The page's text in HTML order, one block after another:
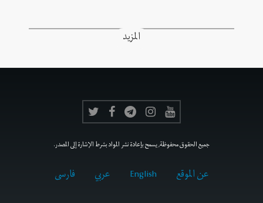
المزيد
جميع الحقوق محفوظة, يسمح بإعادة نشر المواد بشرط الإشارة إلى المصدر.
عن الموقع English عربي فارسى